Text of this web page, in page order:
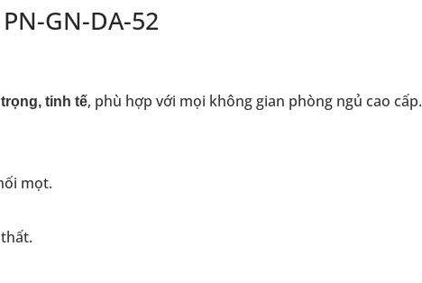
GN-DA-52
tinh tế, phù hợp với mọi không gian phòng ngủ cao cấp.
mọt.